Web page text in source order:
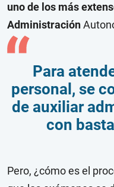
uno de los más
Administración
Para
personal, se
de auxiliar
con
Pero, ¿cómo es el